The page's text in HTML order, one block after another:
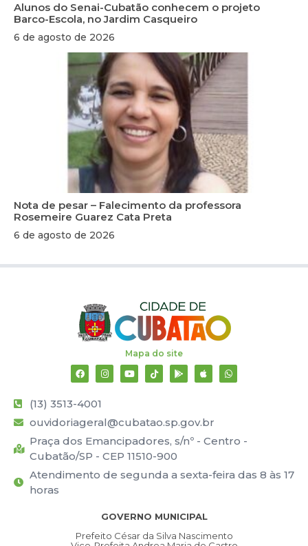
Alunos do Senai-Cubatão conhecem o projeto
Barco-Escola, no Jardim Casqueiro
6 de agosto de 2026
Nota de pesar – Falecimento da professora
Rosemeire Guarez Cata Preta
6 de agosto de 2026
Mapa do site
(13) 3513-4001
ouvidoriageral@cubatao.sp.gov.br
Praça dos Emancipadores, s/nº - Centro -
Cubatão/SP - CEP 11510-900
Atendimento de segunda a sexta-feira das 8 às 17
horas
GOVERNO MUNICIPAL
Prefeito César da Silva Nascimento